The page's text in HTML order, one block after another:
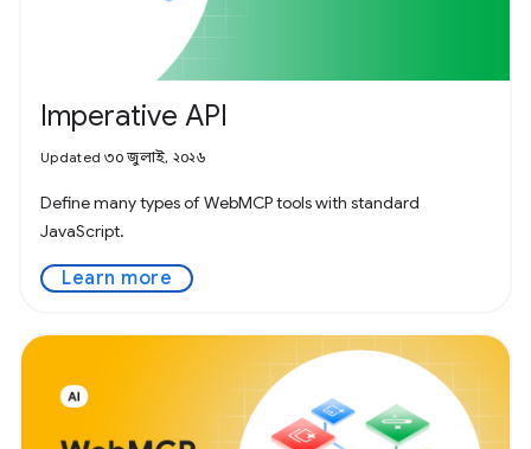
Imperative API
Updated ৩০ জুলাই, ২০২৬
Define many types of WebMCP tools with standard
JavaScript.
Learn more